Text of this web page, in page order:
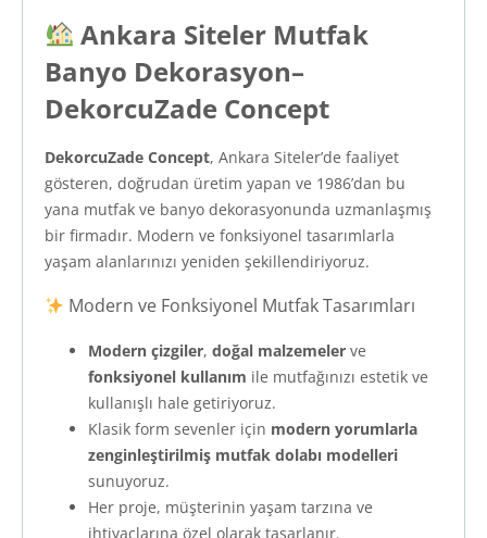
Ankara Siteler Mutfak
Banyo Dekorasyon–
DekorcuZade Concept
DekorcuZade Concept, Ankara Siteler’de faaliyet
gösteren, doğrudan üretim yapan ve 1986’dan bu
yana mutfak ve banyo dekorasyonunda uzmanlaşmış
bir firmadır. Modern ve fonksiyonel tasarımlarla
yaşam alanlarınızı yeniden şekillendiriyoruz.
Modern ve Fonksiyonel Mutfak Tasarımları
Modern çizgiler, doğal malzemeler ve
fonksiyonel kullanım ile mutfağınızı estetik ve
kullanışlı hale getiriyoruz.
Klasik form sevenler için modern yorumlarla
zenginleştirilmiş mutfak dolabı modelleri
sunuyoruz.
Her proje, müşterinin yaşam tarzına ve
ihtiyaçlarına özel olarak tasarlanır.